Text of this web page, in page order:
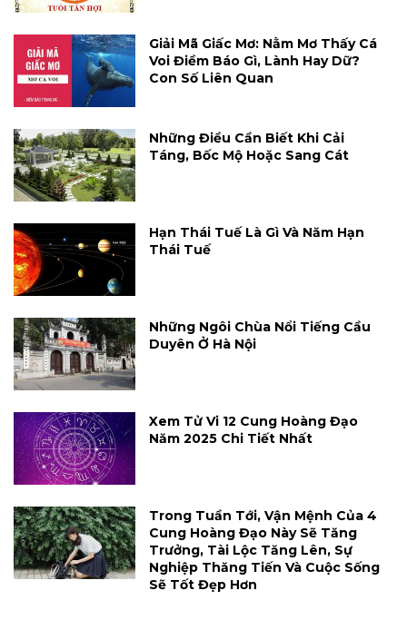
Giải Mã Giấc Mơ: Nằm Mơ Thấy Cá
Voi Điềm Báo Gì, Lành Hay Dữ?
Con Số Liên Quan
Những Điều Cần Biết Khi Cải
Táng, Bốc Mộ Hoặc Sang Cát
Hạn Thái Tuế Là Gì Và Năm Hạn
Thái Tuế
Những Ngôi Chùa Nổi Tiếng Cầu
Duyên Ở Hà Nội
Xem Tử Vi 12 Cung Hoàng Đạo
Năm 2025 Chi Tiết Nhất
Trong Tuần Tới, Vận Mệnh Của 4
Cung Hoàng Đạo Này Sẽ Tăng
Trưởng, Tài Lộc Tăng Lên, Sự
Nghiệp Thăng Tiến Và Cuộc Sống
Sẽ Tốt Đẹp Hơn